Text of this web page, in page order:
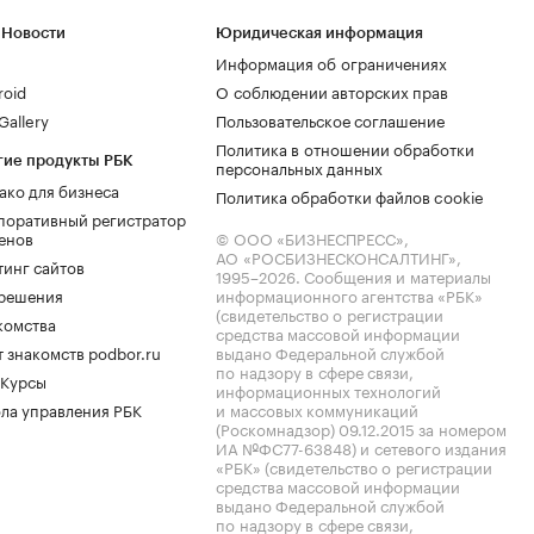
продукты РБК
для бизнеса
регистратор
сайтов
знакомств podbor.ru
управления РБК
Юридическая информация
Информация об ограничениях
О соблюдении авторских прав
Пользовательское соглашение
Политика в отношении обработки
персональных данных
Политика обработки файлов cookie
© ООО «БИЗНЕСПРЕСС»,
АО «РОСБИЗНЕСКОНСАЛТИНГ»,
1995–2026. Сообщения и материалы
информационного агентства «РБК»
(свидетельство о регистрации
средства массовой информации
выдано Федеральной службой
по надзору в сфере связи,
информационных технологий
и массовых коммуникаций
(Роскомнадзор) 09.12.2015 за номером
ИА №ФС77-63848) и сетевого издания
«РБК» (свидетельство о регистрации
средства массовой информации
выдано Федеральной службой
по надзору в сфере связи,